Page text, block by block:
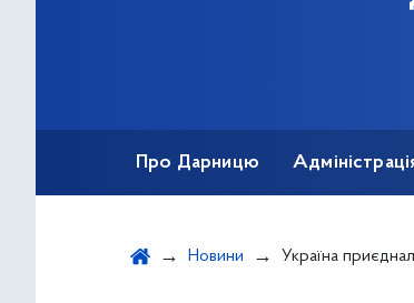
Про Дарницю
Новини Україна